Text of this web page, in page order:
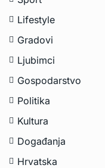
Lifestyle
Gradovi
Ljubimci
Gospodarstvo
Politika
Kultura
Događanja
Hrvatska